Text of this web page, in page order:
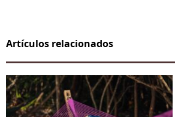
Artículos relacionados